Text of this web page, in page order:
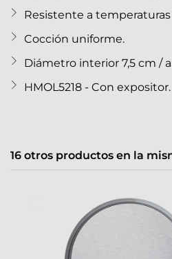
Resistente a temperaturas
Cocción uniforme.
Diámetro interior 7,5 cm /
HMOL5218 - Con expositor.
16 otros productos en la